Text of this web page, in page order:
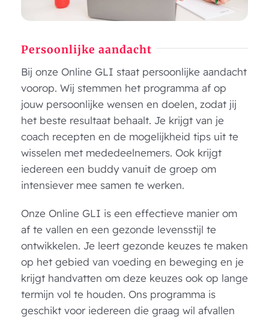
Persoonlijke aandacht
Bij onze Online GLI staat persoonlijke aandacht
voorop. Wij stemmen het programma af op
jouw persoonlijke wensen en doelen, zodat jij
het beste resultaat behaalt. Je krijgt van je
coach recepten en de mogelijkheid tips uit te
wisselen met mededeelnemers. Ook krijgt
iedereen een buddy vanuit de groep om
intensiever mee samen te werken.
Onze Online GLI is een effectieve manier om
af te vallen en een gezonde levensstijl te
ontwikkelen. Je leert gezonde keuzes te maken
op het gebied van voeding en beweging en je
krijgt handvatten om deze keuzes ook op lange
termijn vol te houden. Ons programma is
geschikt voor iedereen die graag wil afvallen